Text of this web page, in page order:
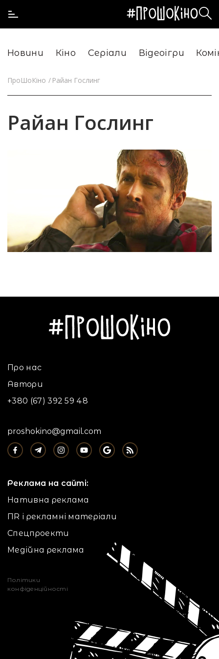
Новини Кіно Серіали Відеоігри
ПроШоКіно Райан Гослинг
Райан Гослинг
Про нас
Автори
+380 (67) 392 59 48
proshokino@gmail.com
Реклама на сайті:
Нативна реклама
ПR і рекламні матеріали
Спецпроекти
Медійна реклама
Політики
конфіденційності